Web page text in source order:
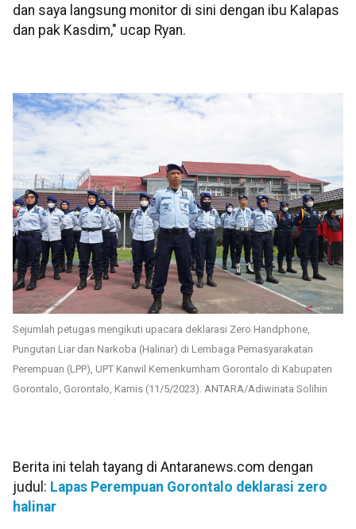
dan saya langsung monitor di sini dengan ibu Kalapas
dan pak Kasdim," ucap Ryan.
Sejumlah petugas mengikuti upacara deklarasi Zero Handphone,
Pungutan Liar dan Narkoba (Halinar) di Lembaga Pemasyarakatan
Perempuan (LPP), UPT Kanwil Kemenkumham Gorontalo di Kabupaten
Gorontalo, Gorontalo, Kamis (11/5/2023). ANTARA/Adiwinata Solihin
Berita ini telah tayang di Antaranews.com dengan
judul: Lapas Perempuan Gorontalo deklarasi zero
halinar